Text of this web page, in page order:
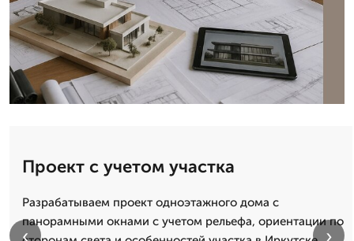
Проект с учетом участка
Разрабатываем проект одноэтажного дома с
панорамными окнами с учетом рельефа, ориентации по
‹ ›